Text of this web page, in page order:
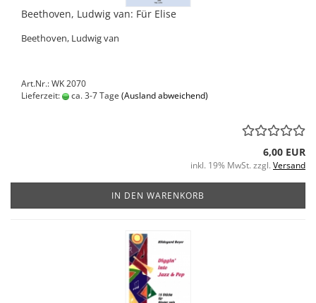
Beethoven, Ludwig van: Für Elise
Beethoven, Ludwig van
Art.Nr.: WK 2070
Lieferzeit:
ca. 3-7 Tage (Ausland abweichend)
6,00 EUR
inkl. 19% MwSt. zzgl. Versand
IN DEN WARENKORB